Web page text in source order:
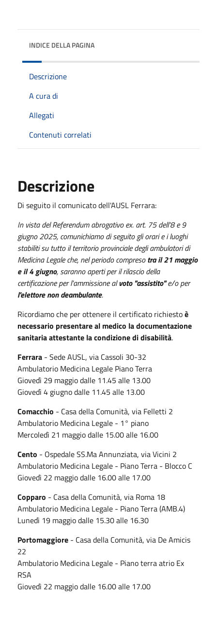
INDICE DELLA PAGINA
Descrizione
A cura di
Allegati
Contenuti correlati
Descrizione
Di seguito il comunicato dell'AUSL Ferrara:
In vista del Referendum abrogativo ex. art. 75 dell'8 e 9
giugno 2025, comunichiamo di seguito gli orari e i luoghi
stabiliti su tutto il territorio provinciale degli ambulatori di
Medicina Legale che, nel periodo compresotra il 21 maggio
e il 4 giugno, saranno aperti per il rilascio della
certificazione per l'ammissione alvoto "assistito"e/o per
l'elettore non deambulante.
Ricordiamo che per ottenere il certificato richiestoè
necessario presentare al medico la documentazione
sanitaria attestante la condizione di disabilità.
Ferrara - Sede AUSL, via Cassoli 30-32
Ambulatorio Medicina Legale Piano Terra
Giovedì 29 maggio dalle 11.45 alle 13.00
Giovedì 4 giugno dalle 11.45 alle 13.00
Comacchio - Casa della Comunità, via Felletti 2
Ambulatorio Medicina Legale - 1° piano
Mercoledì 21 maggio dalle 15.00 alle 16.00
Cento - Ospedale SS.Ma Annunziata, via Vicini 2
Ambulatorio Medicina Legale - Piano Terra - Blocco C
Giovedì 22 maggio dalle 16.00 alle 17.00
Copparo - Casa della Comunità, via Roma 18
Ambulatorio Medicina Legale - Piano Terra (AMB.4)
Lunedì 19 maggio dalle 15.30 alle 16.30
Portomaggiore - Casa della Comunità, via De Amicis
22
Ambulatorio Medicina Legale - Piano terra atrio Ex
RSA
Giovedì 22 maggio dalle 16.00 alle 17.00